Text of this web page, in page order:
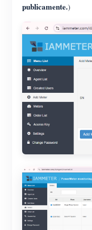
publicamente.)